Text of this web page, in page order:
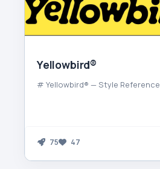
Yellowbird®
# Yellowbird® — Style Reference
75 47